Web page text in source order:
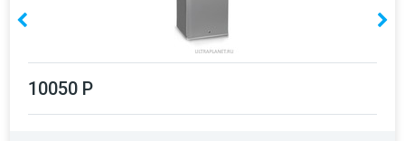
10050 Р